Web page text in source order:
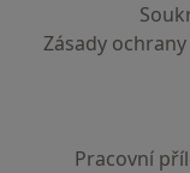
Zásady
Pracovní